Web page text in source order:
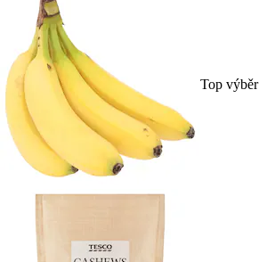
Top výběr